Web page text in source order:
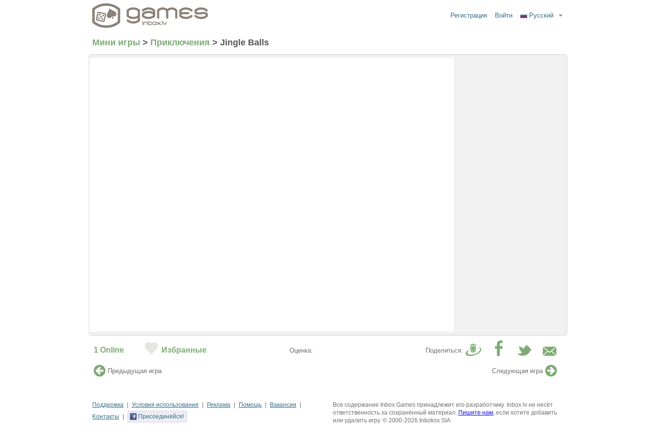
Регистрация Войти Русский
Мини игры > Приключения > Jingle Balls
1 Online Избранные Оценка: Поделиться:
Предыдущая игра Следующая игра
Поддержка Условия использования Реклама Помощь
Вакансии
Kонтакты
Присоединяйся!
Все содержание Inbox Games принадлежит его разработчику. Inbox.lv не несёт
ответственность за сохранённый материал. Пишите нам,если хотите добавить
или удалить игру. © 2000-2026 Inbokss SIA